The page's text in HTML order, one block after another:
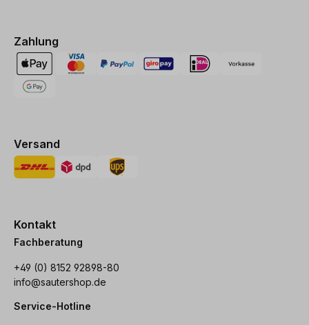
Zahlung
Versand
Kontakt
Fachberatung
+49 (0) 8152 92898-80
info@sautershop.de
Service-Hotline